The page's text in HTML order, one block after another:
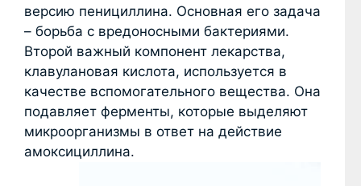
версию пенициллина. Основная его задача
– борьба с вредоносными бактериями.
Второй важный компонент лекарства,
клавулановая кислота, используется в
качестве вспомогательного вещества. Она
подавляет ферменты, которые выделяют
микроорганизмы в ответ на действие
амоксициллина.